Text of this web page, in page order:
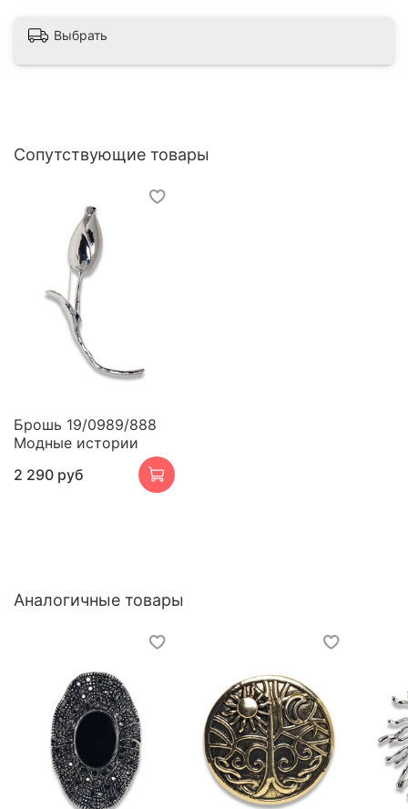
Выбрать
Сопутствующие товары
Брошь 19/0989/888
Модные истории
2 290 руб
Аналогичные товары